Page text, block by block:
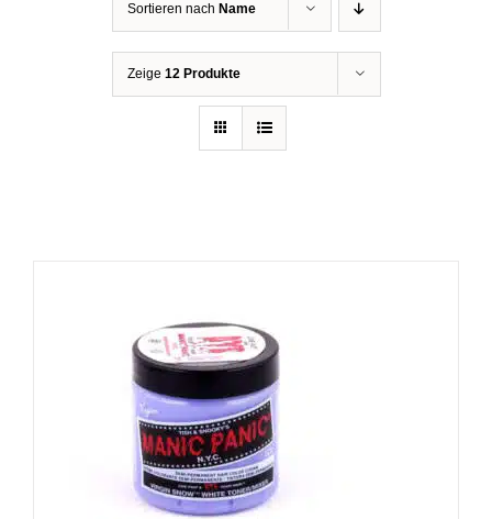
Sortieren nach Name
Zeige 12 Produkte